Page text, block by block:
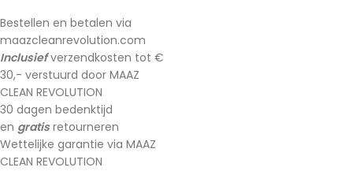
Bestellen en betalen via
maazcleanrevolution.com
Inclusiefverzendkosten tot €
30,- verstuurd door MAAZ
CLEAN REVOLUTION
30 dagen bedenktijd
en gratis retourneren
Wettelijke garantie via MAAZ
CLEAN REVOLUTION